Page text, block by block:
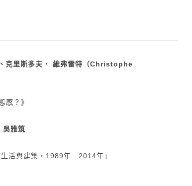
克里斯多夫． 維弗雷特（Christophe
感？》
雅筑
活與建築，1989年－2014年」